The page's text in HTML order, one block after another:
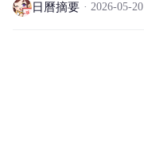
日曆摘要 2026-05-20